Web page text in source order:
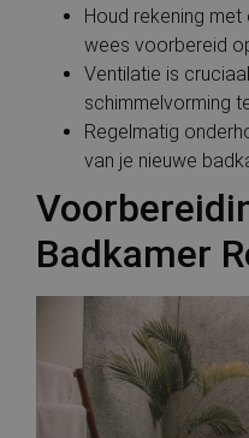
Houd rekening
wees voorbereid
Ventilatie is
schimmelvorming
Regelmatig
van je nieuwe
Badkamer